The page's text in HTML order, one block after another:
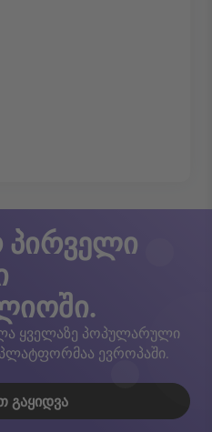
პირველი
ყველაზე პოპულარული
ევროპაში.
ᲒᲐᲧᲘᲓᲕᲐ